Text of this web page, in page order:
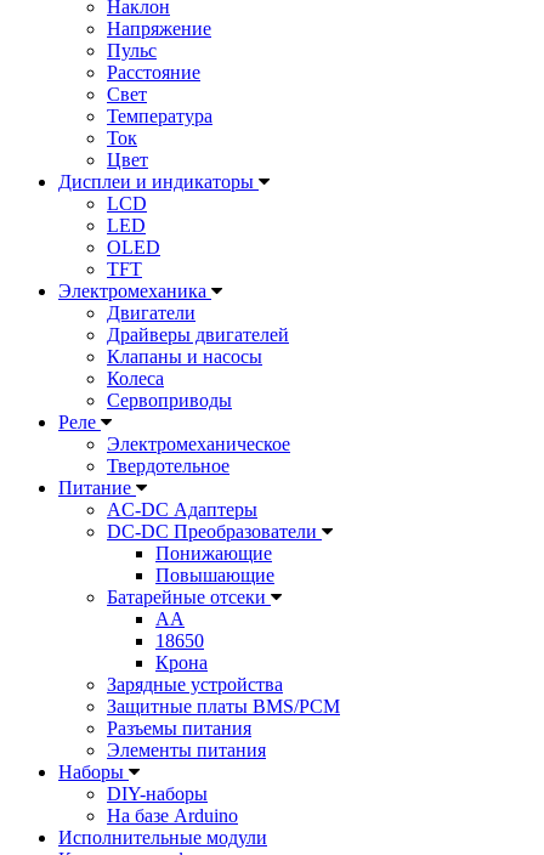
Наклон
Напряжение
Пульс
Расстояние
Свет
Температура
Ток
Цвет
Дисплеи и индикаторы
LCD
LED
OLED
TFT
Электромеханика
Двигатели
Драйверы двигателей
Клапаны и насосы
Колеса
Сервоприводы
Реле
Электромеханическое
Твердотельное
Питание
AC-DC Адаптеры
DC-DC Преобразователи
Понижающие
Повышающие
Батарейные отсеки
AA
18650
Крона
Зарядные устройства
Защитные платы BMS/PCM
Разъемы питания
Элементы питания
Наборы
DIY-наборы
На базе Arduino
Исполнительные модули